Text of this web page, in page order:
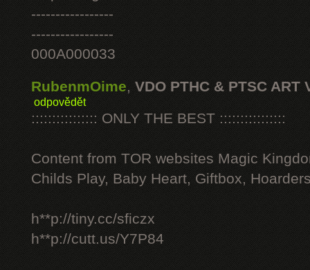
-----------------
-----------------
000A000033
RubenmOime, VDO PTHC & PTSC ART
odpovědět
:::::::::::::::: ONLY THE BEST ::::::::::::::::
Content from TOR websites Magic
Childs Play, Baby Heart, Giftbox,
h**p://tiny.cc/sficzx
h**p://cutt.us/Y7P84